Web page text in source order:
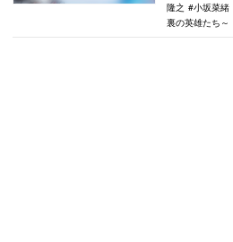
隆之
小坂菜緒
裏の英雄たち～